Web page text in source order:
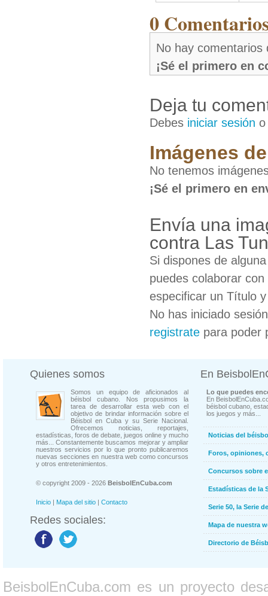
0
No hay comentarios
¡Sé el primero en
Deja tu
Debes iniciar sesión
Imágenes
No tenemos
¡Sé el primero en
Envía una
contra Las
Si dispones de
puedes colaborar
especificar un Título
No has iniciado
registrate para poder
Quienes somos
Somos un equipo de aficionados al
béisbol cubano. Nos propusimos la
tarea de desarrollar esta web con el
objetivo de brindar información sobre el
Béisbol en Cuba y su Serie Nacional.
Ofrecemos noticias, reportajes,
estadísticas, foros de debate, juegos online y mucho
más... Constantemente buscamos mejorar y ampliar
nuestros servicios por lo que pronto publicaremos
nuevas secciones en nuestra web como concursos
y otros entretenimientos.
© copyright 2009 - 2026 BeisbolEnCuba.com
Inicio | Mapa del sitio | Contacto
Redes sociales:
En
Lo que puedes
En
béisbol cubano,
los juegos y más...
Noticias del
Foros, opiniones,
Concursos sobre
Estadísticas de la
Serie 50, la Serie
Mapa de nuestra
Directorio de
BeisbolEnCuba.com es un proyecto